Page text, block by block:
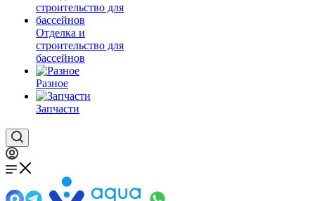
Отделка и
строительство для
бассейнов
Разное
Запчасти